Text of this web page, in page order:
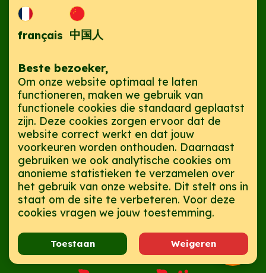
français 中国人
Beste bezoeker,
Om onze website optimaal te laten
functioneren, maken we gebruik van
functionele cookies die standaard geplaatst
zijn. Deze cookies zorgen ervoor dat de
website correct werkt en dat jouw
voorkeuren worden onthouden. Daarnaast
gebruiken we ook analytische cookies om
anonieme statistieken te verzamelen over
het gebruik van onze website. Dit stelt ons in
staat om de site te verbeteren. Voor deze
cookies vragen we jouw toestemming.
Toestaan Weigeren
Telefoon:
Algemene Voorwaarden |Privacybeleid
KVK: 24334772 | BTW: 810806071
Developed & Designed With
By
Maheshin Rotterdam, The Netherlands
© 2002 - 2026, Jaka B.V. | Roopram Roti